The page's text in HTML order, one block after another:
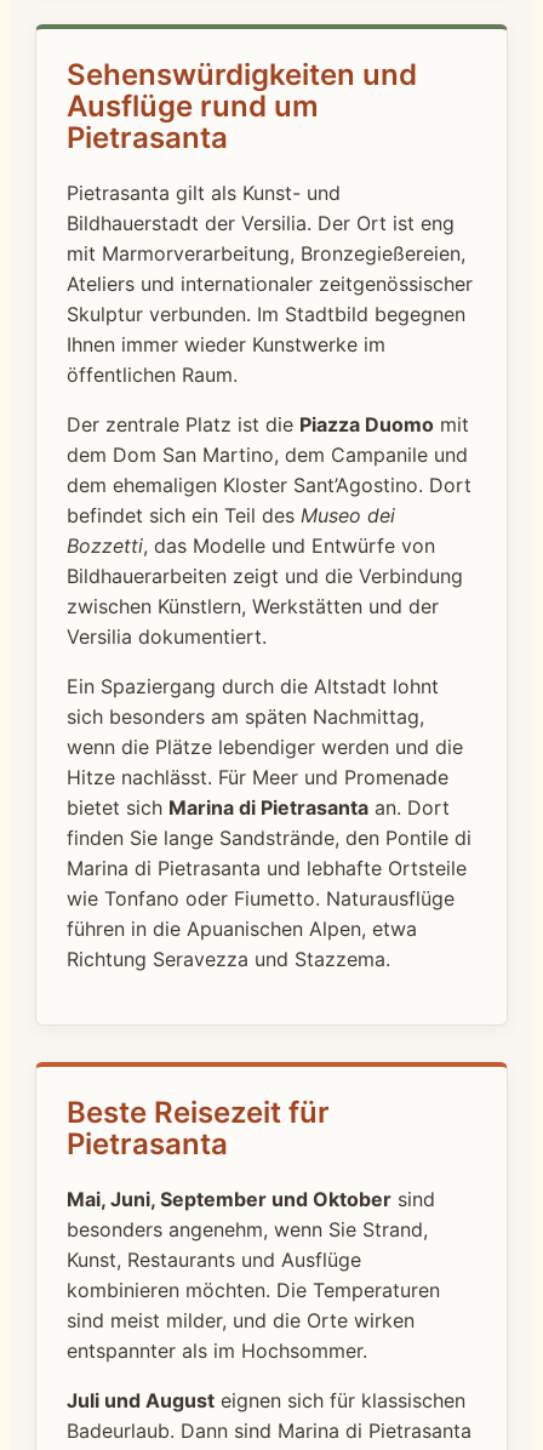
Sehenswürdigkeiten und
Ausflüge rund um
Pietrasanta
Pietrasanta gilt als Kunst- und
Bildhauerstadt der Versilia. Der Ort ist eng
mit Marmorverarbeitung, Bronzegießereien,
Ateliers und internationaler zeitgenössischer
Skulptur verbunden. Im Stadtbild begegnen
Ihnen immer wieder Kunstwerke im
öffentlichen Raum.
Der zentrale Platz ist die Piazza Duomomit
dem Dom San Martino, dem Campanile und
dem ehemaligen Kloster Sant’Agostino. Dort
befindet sich ein Teil des Museo dei
Bozzetti, das Modelle und Entwürfe von
Bildhauerarbeiten zeigt und die Verbindung
zwischen Künstlern, Werkstätten und der
Versilia dokumentiert.
Ein Spaziergang durch die Altstadt lohnt
sich besonders am späten Nachmittag,
wenn die Plätze lebendiger werden und die
Hitze nachlässt. Für Meer und Promenade
bietet sich Marina di Pietrasantaan. Dort
finden Sie lange Sandstrände, den Pontile di
Marina di Pietrasanta und lebhafte Ortsteile
wie Tonfano oder Fiumetto. Naturausflüge
führen in die Apuanischen Alpen, etwa
Richtung Seravezza und Stazzema.
Beste Reisezeit für
Pietrasanta
Mai, Juni, September und Oktobersind
besonders angenehm, wenn Sie Strand,
Kunst, Restaurants und Ausflüge
kombinieren möchten. Die Temperaturen
sind meist milder, und die Orte wirken
entspannter als im Hochsommer.
Juli und Augusteignen sich für klassischen
Badeurlaub. Dann sind Marina di Pietrasanta